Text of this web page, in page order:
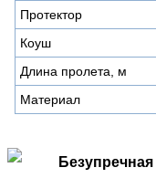
Протектор
Коуш
Длина пролета, м
Материал